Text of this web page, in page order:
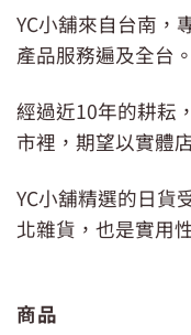
YC小舖來自台南，
產品服務遍及全台。
經過近10年的耕耘
市裡，期望以實體
YC小舖精選的日貨
北雜貨，也是實用
商品